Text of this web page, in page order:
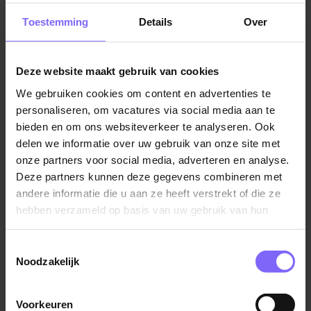
Toestemming Details Over
Deze website maakt gebruik van cookies
We gebruiken cookies om content en advertenties te
personaliseren, om vacatures via social media aan te
bieden en om ons websiteverkeer te analyseren. Ook
delen we informatie over uw gebruik van onze site met
onze partners voor social media, adverteren en analyse.
Deze partners kunnen deze gegevens combineren met
andere informatie die u aan ze heeft verstrekt of die ze
hebben verzameld op basis van uw gebruik van hun
Noodzakelijk
Voorkeuren
ongeveer 5505 inwoners. Het ligt in de gemeente
Venlo en is gelegen aan de rivier de Maas. Belfeld is
bekend om haar prachtige natuur, zoals De Aalsbeek.
paardrijden. Aangezien het een klein dorp is zijn er
relatief weinig vacatures in Belfeld. Wel zou je breder
kunnen kijken. Bijvoorbeeld in de nabijgelegen
dorpen. Check bijvoorbeeld eens onze nieuwe
vacatures in Tegelen of speur door de laatste nieuwe
vacatures in Reuver!